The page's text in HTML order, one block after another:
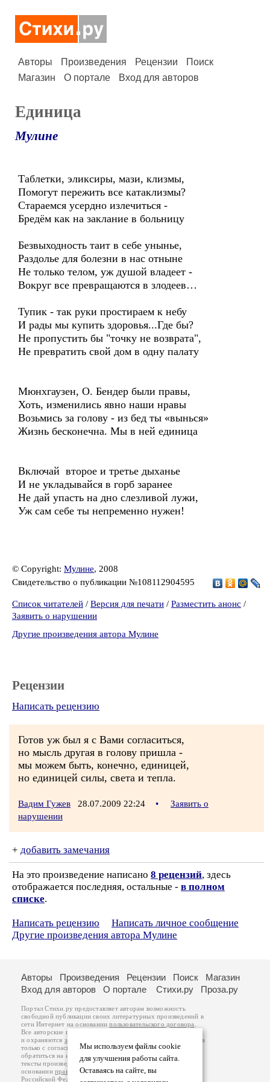
Авторы Произведения Рецензии
Поиск
Магазин
О портале Вход для авторов
Единица
Мулине
Таблетки, эликсиры, мази, клизмы,
Помогут пережить все катаклизмы?
Стараемся усердно излечиться -
Бредём как на заклание в больницу
Безвыходность таит в себе унынье,
Раздолье для болезни в нас отныне
Не только телом, уж душой владеет -
Вокруг все превращаются в злодеев…
Тупик - так руки простираем к небу
И рады мы купить здоровья...Где бы?
Не пропустить бы "точку не возврата",
Не превратить свой дом в одну палату
Мюнхгаузен, О. Бендер были правы,
Хоть, изменились явно наши нравы
Возьмись за голову - из бед ты «вынься»
Жизнь бесконечна. Мы в ней единица
Включай второе и третье дыханье
И не укладывайся в горб заранее
Не дай упасть на дно слезливой лужи,
Уж сам себе ты непременно нужен!
© Copyright: Мулине, 2008
Свидетельство о публикации №108112904595
Список читателей / Версия для печати / Разместить анонс /
Заявить о нарушении
Другие произведения автора Мулине
Рецензии
Написать рецензию
Готов уж был я с Вами согласиться,
но мысль другая в голову пришла -
мы можем быть, конечно, единицей,
но единицей силы, света и тепла.
Вадим Гужев 28.07.2009 22:24 •
Заявить о
нарушении
+ добавить замечания
На это произведение написано 8 рецензий, здесь
отображается последняя, остальные - в полном
списке.
Написать рецензию
Написать личное сообщение
Другие произведения автора Мулине
Мы используем файлы cookie
для улучшения работы сайта.
Оставаясь на сайте, вы
Авторы Произведения Рецензии Поиск
Магазин
Вход для авторов
О портале Стихи.ру Проза.ру
Портал Стихи.ру предоставляет авторам возможность
свободной публикации своих литературных произведений в
сети Интернет на основаниипользовательского договора
Все авторские права на произведения принадлежат авторам
и охраняются законом
. Перепечатка произведений возможна
только с согласия его автора, к которому вы можете
обратиться на его авторской странице. Ответственность за
тексты произведений авторы несут самостоятельно на
основанииправил публикацииизаконодательства
Российской Федерации